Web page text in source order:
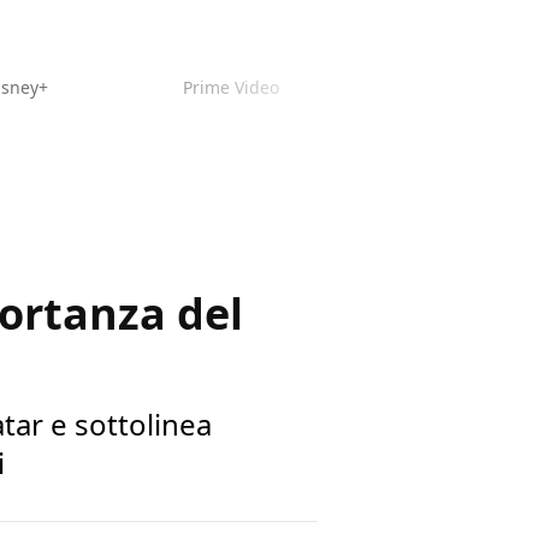
Prime Video
del
e sottolinea